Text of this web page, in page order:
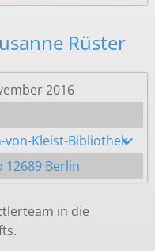
Rüster
2016
Kleist-Bibliothek
12689 Berlin
in die